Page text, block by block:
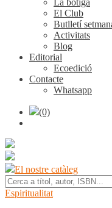
La botiga
El Club
Butlletí
Activitats
Blog
Editorial
Ecoedició
Contacte
Whatsapp
(0)
El nostre catàleg
Espiritualitat